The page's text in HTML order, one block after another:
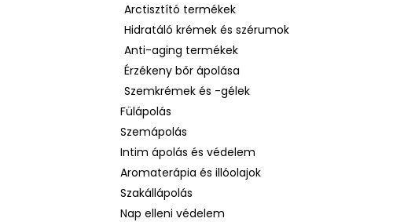
Arctisztító termékek
Hidratáló krémek és szérumok
Anti-aging termékek
Érzékeny bőr ápolása
Szemkrémek és -gélek
Fülápolás
Szemápolás
Intim ápolás és védelem
Aromaterápia és illóolajok
Szakállápolás
Nap elleni védelem